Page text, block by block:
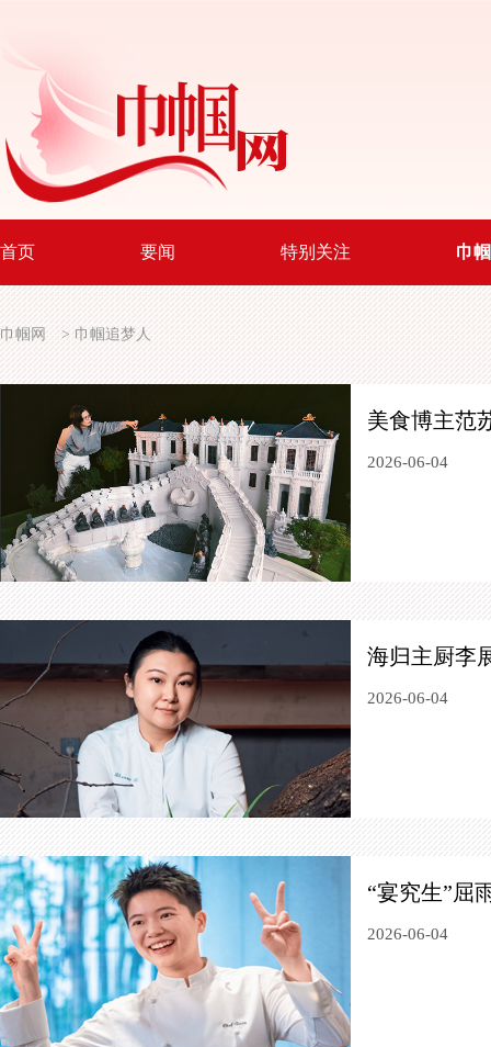
首页 要闻 特别关注 巾
巾帼网 > 巾帼追梦人
美食博主范
2026-06-04
海归主厨李
2026-06-04
“宴究生”屈
2026-06-04